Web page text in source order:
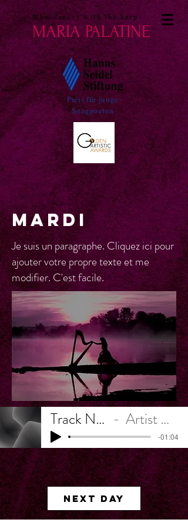
MARIA PALATINE
Who dances with the harp
Preis für junge
Songpoeten
Mardi
Je suis un paragraphe. Cliquez ici pour
ajouter votre propre texte et me
modifier. C'est facile.
Track Name Artist Name
-01:04
Next Day